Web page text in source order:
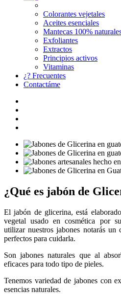
Colorantes vejetales
Aceites esenciales
Mantecas 100%
Exfoliantes
Extractos
Principios activos
Vitaminas
¿? Frecuentes
Contactáme
¿Qué es jabón de
El jabón de glicerina, está
vegetal usado en cosmética por
utilizar nuestros jabones notarás
perfectos para cuidarla.
Son jabones naturales que al
eficaces para todo tipo de pieles.
Tenemos variedad de jabones con
esencias naturales.